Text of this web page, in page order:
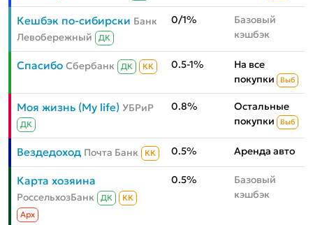
Кешбэк по-сибирски Банк
Левобережный
ДК
0/1%
Базовый
кэшбэк
Спасибо Сбербанк ДК КК 0.5-1%
На все
покупки
Выб
Моя жизнь (My life) УБРиР
ДК
0.8%
Остальные
покупки
Выб
Вездедоход Почта Банк КК 0.5% Аренда авто
Карта хозяина
РоссельхозБанк ДК
КК
Aрх
0.5%
Базовый
кэшбэк